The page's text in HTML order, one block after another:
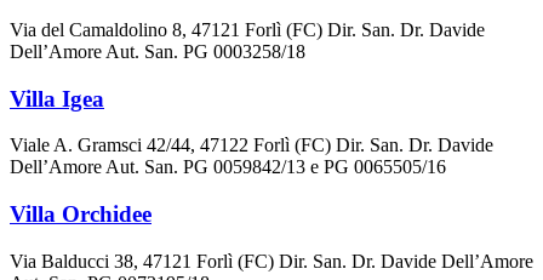
Via del Camaldolino 8, 47121 Forlì (FC) Dir. San. Dr. Davide
Dell’Amore Aut. San. PG 0003258/18
Villa Igea
Viale A. Gramsci 42/44, 47122 Forlì (FC) Dir. San. Dr. Davide
Dell’Amore Aut. San. PG 0059842/13 e PG 0065505/16
Villa Orchidee
Via Balducci 38, 47121 Forlì (FC) Dir. San. Dr. Davide Dell’Amore